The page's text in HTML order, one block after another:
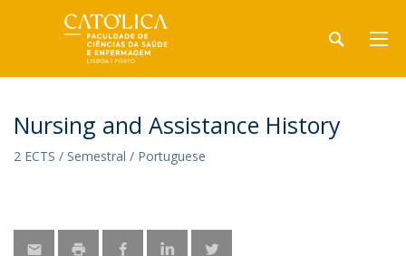
Nursing and Assistance History
2 ECTS / Semestral / Portuguese